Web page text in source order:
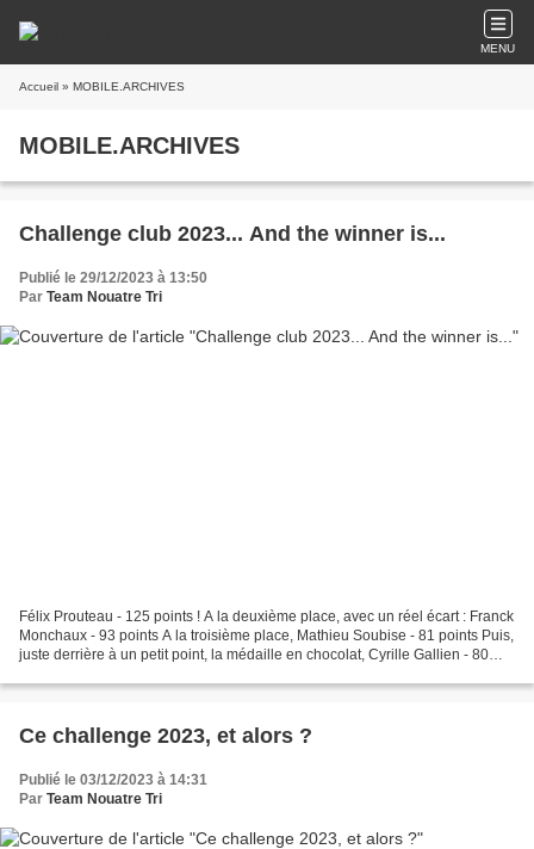
MENU
Accueil » MOBILE.ARCHIVES
MOBILE.ARCHIVES
Challenge club 2023... And the winner is...
Publié le 29/12/2023 à 13:50
Par Team Nouatre Tri
Félix Prouteau - 125 points ! A la deuxième place, avec un réel écart : Franck
Monchaux - 93 points A la troisième place, Mathieu Soubise - 81 points Puis,
juste derrière à un petit point, la médaille en chocolat, Cyrille Gallien - 80
Ce challenge 2023, et alors ?
Publié le 03/12/2023 à 14:31
Par Team Nouatre Tri